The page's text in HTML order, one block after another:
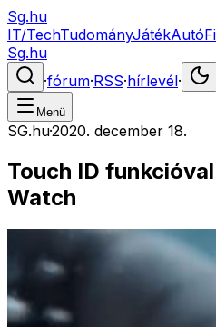
Sg.hu
IT/TechTudományJátékAutó
Sg.hu
·fórum·RSS·hírlevél·
Menü
SG.hu·2020. december 18.
Touch ID
Watch